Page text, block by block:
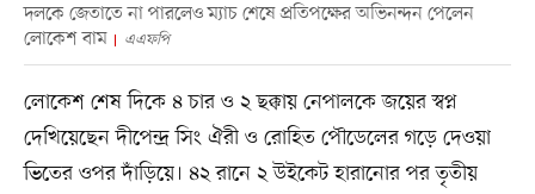
দলকে জেতাতে না পারলেও ম্যাচ শেষে প্রতিপক্ষের অভিনন্দন পেলেন
লোকেশ বাম
এএফপি
লোকেশ শেষ দিকে ৪ চার ও ২ ছক্কায় নেপালকে জয়ের স্বপ্ন
দেখিয়েছেন দীপেন্দ্র সিং ঐরী ও রোহিত পৌডেলের গড়ে দেওয়া
ভিতের ওপর দাঁড়িয়ে। ৪২ রানে ২ উইকেট হারানোর পর তৃতীয়